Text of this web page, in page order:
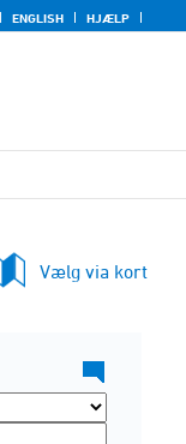
ENGLISH HJÆLP
Vælg via kort